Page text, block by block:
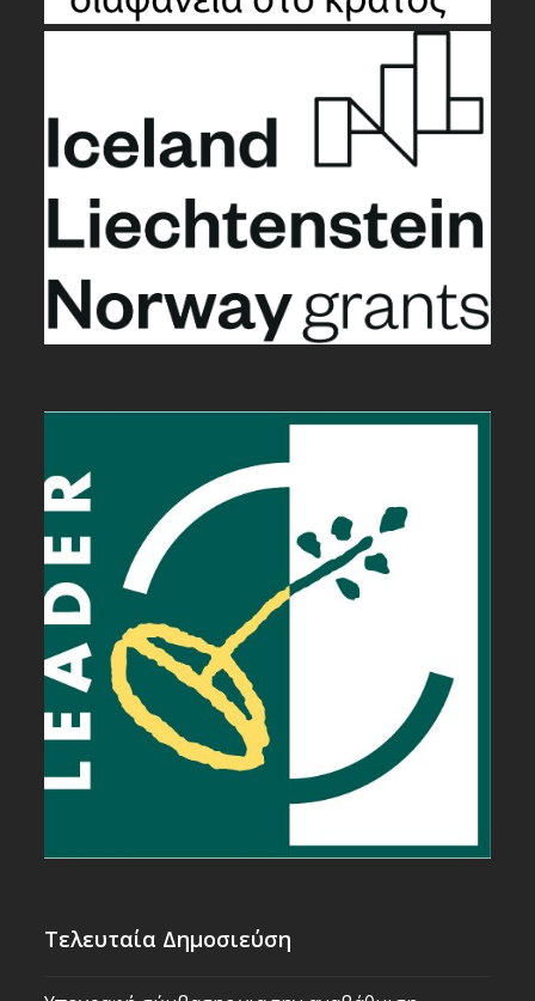
Τελευταία Δημοσιεύση